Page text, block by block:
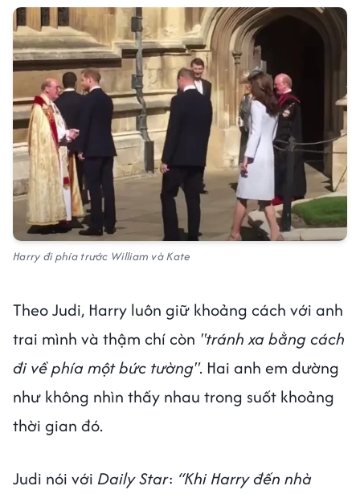
Harry đi phía trước William và Kate
Theo Judi, Harry luôn giữ khoảng cách với anh
trai mình và thậm chí còn "tránh xa bằng cách
đi về phía một bức tường". Hai anh em dường
như không nhìn thấy nhau trong suốt khoảng
thời gian đó.
Judi nói với Daily Star: “Khi Harry đến nhà